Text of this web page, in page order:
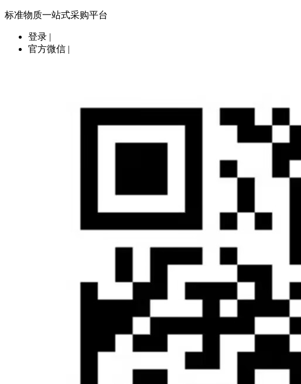
标准物质一站式采购平台
登录 |
官方微信 |